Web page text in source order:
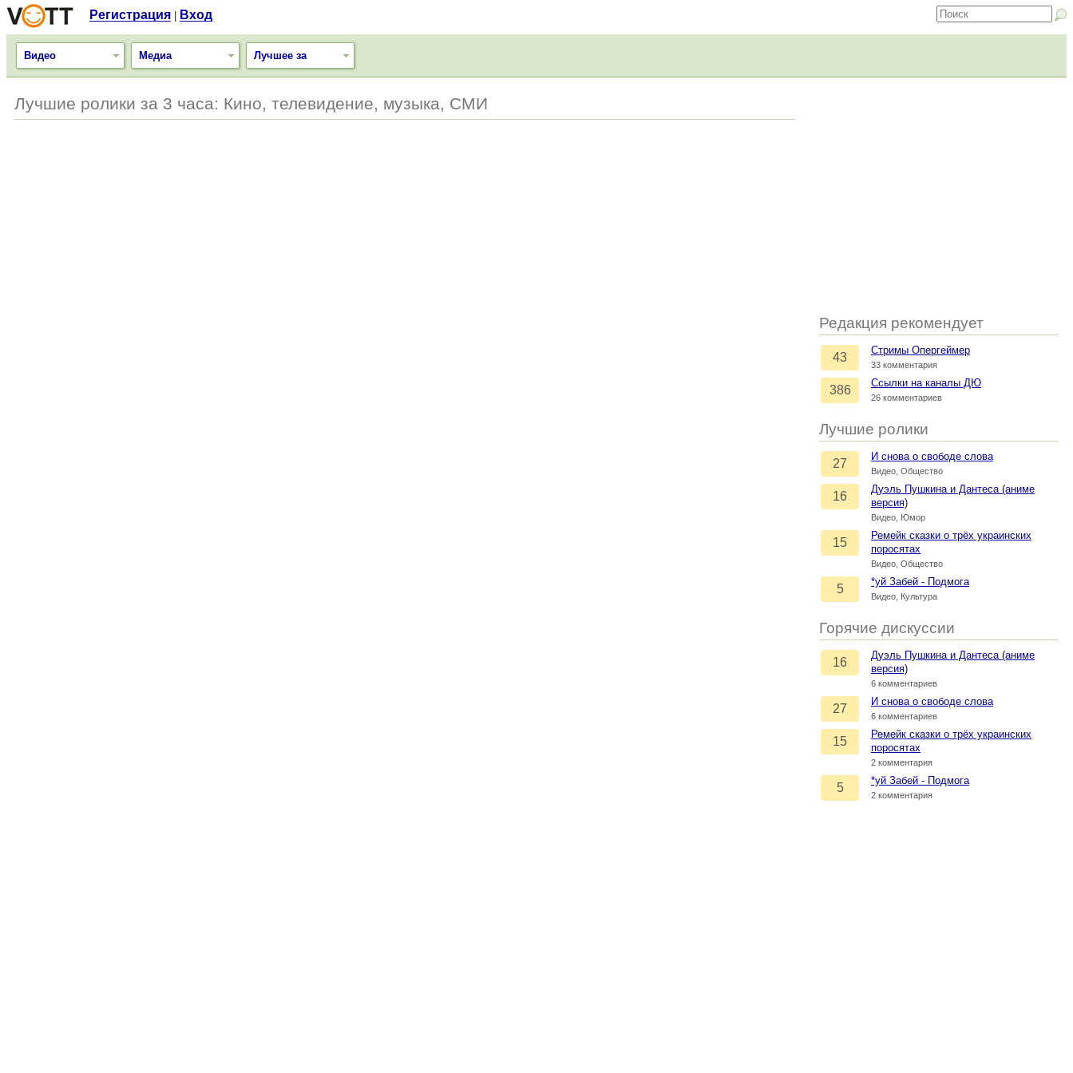
Регистрация Вход
Видео Медиа Лучшее за
Редакция рекомендует
43
Стримы Опергеймер
33 комментария
386
Ссылки на каналы ДЮ
26 комментариев
Лучшие ролики
27
И снова о свободе слова
Видео, Общество
16
Дуэль Пушкина и Дантеса (аниме
версия)
Видео, Юмор
15
Ремейк сказки о трёх украинских
поросятах
Видео, Общество
5
*уй Забей - Подмога
Видео, Культура
Горячие дискуссии
16
Дуэль Пушкина и Дантеса (аниме
версия)
6 комментариев
27
И снова о свободе слова
6 комментариев
15
Ремейк сказки о трёх украинских
поросятах
2 комментария
5
*уй Забей - Подмога
2 комментария
Лучшие ролики за 3 часа: Кино, телевидение, музыка, СМИ